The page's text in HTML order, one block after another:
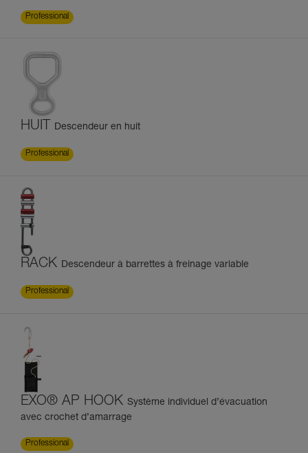
Professional
HUIT Descendeur en huit
Professional
RACK Descendeur à barrettes à freinage variable
Professional
EXO® AP HOOK Système individuel d’évacuation
avec crochet d’amarrage
Professional